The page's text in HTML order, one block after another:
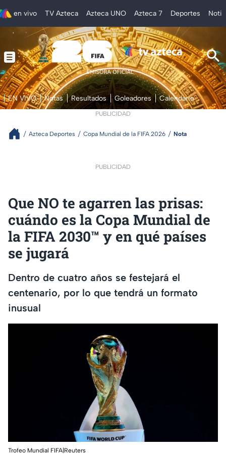
en vivo TV Azteca Azteca UNO Azteca 7 Deportes
EN VIVO Notas Resultados Goleadores Calendario
PUBLICIDAD
Azteca Deportes Copa Mundial de la FIFA 2026 Nota
PUBLICIDAD
Que NO te agarren las prisas:
cuándo es la Copa Mundial de
la FIFA 2030™ y en qué países
se jugará
Dentro de cuatro años se festejará el
centenario, por lo que tendrá un formato
inusual
Trofeo Mundial FIFA|Reuters